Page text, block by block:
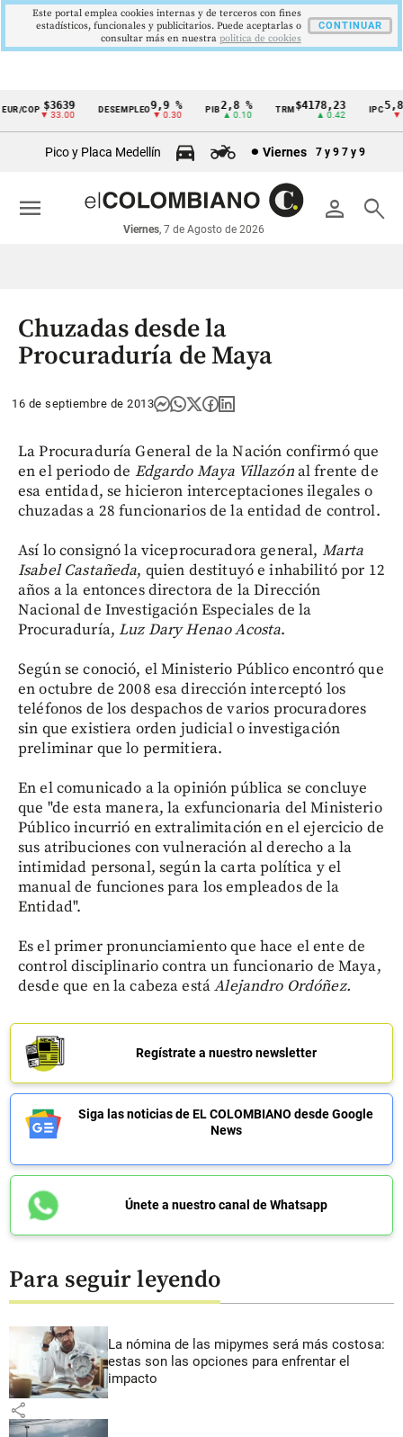
Cintillo
económicos
Colombia
COP $3639
▼ 33.00
DESEMPLEO 9,9 %
▼ 0.30
PIB2,8 %
▲ 0.10
TRM$4178,23
▲ 0.42
5,81
▼
Pico y Placa Medellín Viernes 7 y 9 7 y 9
person search
Viernes, 7 de Agosto de 2026
menu
Chuzadas desde la
Procuraduría de Maya
16 de septiembre de 2013
La Procuraduría General de la Nación confirmó que
en el periodo de Edgardo Maya Villazónal frente de
esa entidad, se hicieron interceptaciones ilegales o
chuzadas a 28 funcionarios de la entidad de control.
Así lo consignó la viceprocuradora general, Marta
Isabel Castañeda, quien destituyó e inhabilitó por 12
años a la entonces directora de la Dirección
Nacional de Investigación Especiales de la
Procuraduría,Luz Dary Henao Acosta.
Según se conoció, el Ministerio Público encontró que
en octubre de 2008 esa dirección interceptó los
teléfonos de los despachos de varios procuradores
sin que existiera orden judicial o investigación
preliminar que lo permitiera.
En el comunicado a la opinión pública se concluye
que "de esta manera, la exfuncionaria del Ministerio
Público incurrió en extralimitación en el ejercicio de
sus atribuciones con vulneración al derecho a la
intimidad personal, según la carta política y el
manual de funciones para los empleados de la
Entidad".
Es el primer pronunciamiento que hace el ente de
control disciplinario contra un funcionario de Maya,
desde que en la cabeza estáAlejandro Ordóñez.
Regístrate a nuestro newsletter
Siga las noticias de EL COLOMBIANO desde Google
News
Únete a nuestro canal de Whatsapp
Para seguir leyendo
La nómina de las mipymes será más costosa:
estas son las opciones para enfrentar el
impacto
share
Este portal emplea cookies internas y de terceros con fines
estadísticos, funcionales y publicitarios. Puede aceptarlas o
consultar más en nuestra politica de cookies
CONTINUAR